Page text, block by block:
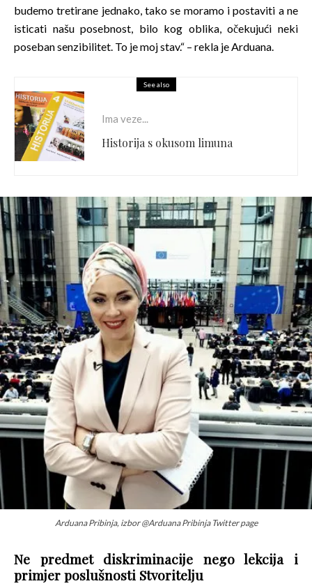
budemo tretirane jednako, tako se moramo i postaviti a ne
isticati našu posebnost, bilo kog oblika, očekujući neki
poseban senzibilitet. To je moj stav.“ – rekla je Arduana.
See also
Ima veze...
Historija s okusom limuna
Arduana Pribinja, izbor @Arduana Pribinja Twitter page
Ne predmet diskriminacije nego lekcija i
primjer poslušnosti Stvoritelju